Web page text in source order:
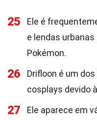
25
Ele é
e lendas
Pokémon.
26
Drifloon é um
cosplays devido
27
Ele aparece em